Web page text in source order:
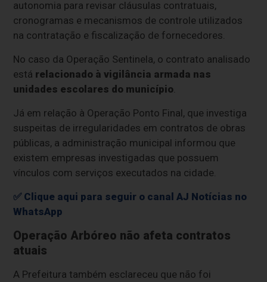
autonomia para revisar cláusulas contratuais,
cronogramas e mecanismos de controle utilizados
na contratação e fiscalização de fornecedores.
No caso da Operação Sentinela, o contrato analisado
está relacionado à vigilância armada nas
unidades escolares do município
Já em relação à Operação Ponto Final, que investiga
suspeitas de irregularidades em contratos de obras
públicas, a administração municipal informou que
existem empresas investigadas que possuem
vínculos com serviços executados na cidade.
✅ Clique aqui para seguir o canal AJ Notícias no
WhatsApp
Operação Arbóreo não afeta contratos
atuais
A Prefeitura também esclareceu que não foi